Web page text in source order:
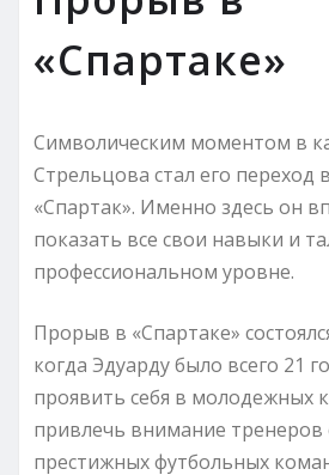
«Спартаке»
Символическим моментом в
Стрельцова стал его переход
«Спартак». Именно здесь он
показать все свои навыки и
профессиональном уровне.
Прорыв в «Спартаке»
когда Эдуарду было всего 21
проявить себя в молодежных
привлечь внимание
престижных футбольных